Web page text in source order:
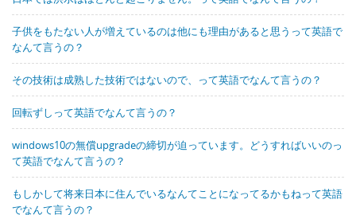
子供をもたない人が増えているのは他にも理由があると思うって英語で
なんて言うの？
その技術は成熟した技術ではないので、って英語でなんて言うの？
回転ずしって英語でなんて言うの？
windows10の無償upgradeの締切が迫っています。どうすればいいのっ
て英語でなんて言うの？
もしかして将来日本に住んでいるなんてことになってるかもねって英語
でなんて言うの？